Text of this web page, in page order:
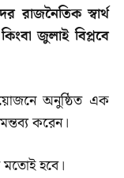
স্বার্থ
জুলাই বিপ্লবে
অনুষ্ঠিত এক
করেন।
মতোই হবে।